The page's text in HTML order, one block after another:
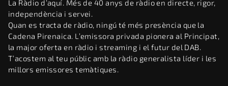
La Ràdio d’aquí. Més de 40 anys de ràdio en directe, rigor,
independència i servei.
Quan es tracta de ràdio, ningú té més presència que la
Cadena Pirenaica. L’emissora privada pionera al Principat,
la major oferta en ràdio i streaming i el futur del DAB.
T’acostem al teu públic amb la ràdio generalista líder i les
millors emissores temàtiques.